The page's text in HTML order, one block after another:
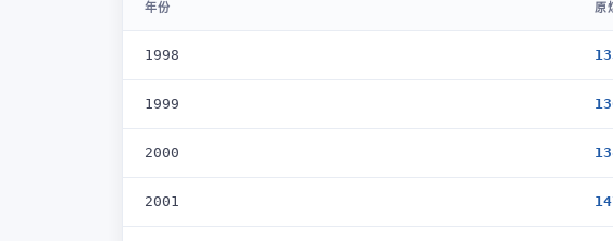
年份 原
1998
1999
2000
2001